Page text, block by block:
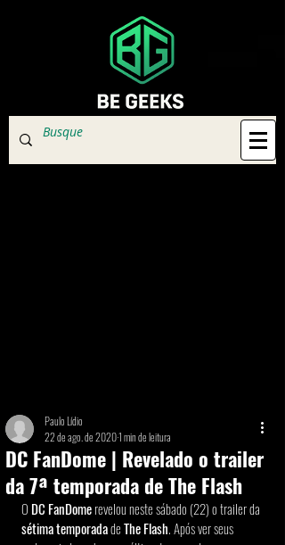
DC FanDome | Revelado o trailer
da 7ª temporada de The Flash
Paulo Lídio
22 de ago. de 20201 min de leitura
O DC FanDome revelou neste sábado (22) o trailer da
sétima temporada de The Flash. Após ver seus